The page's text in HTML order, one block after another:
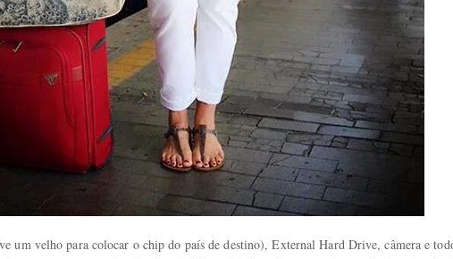
um velho para colocar o chip do país de destino), External Hard Drive, câmera e